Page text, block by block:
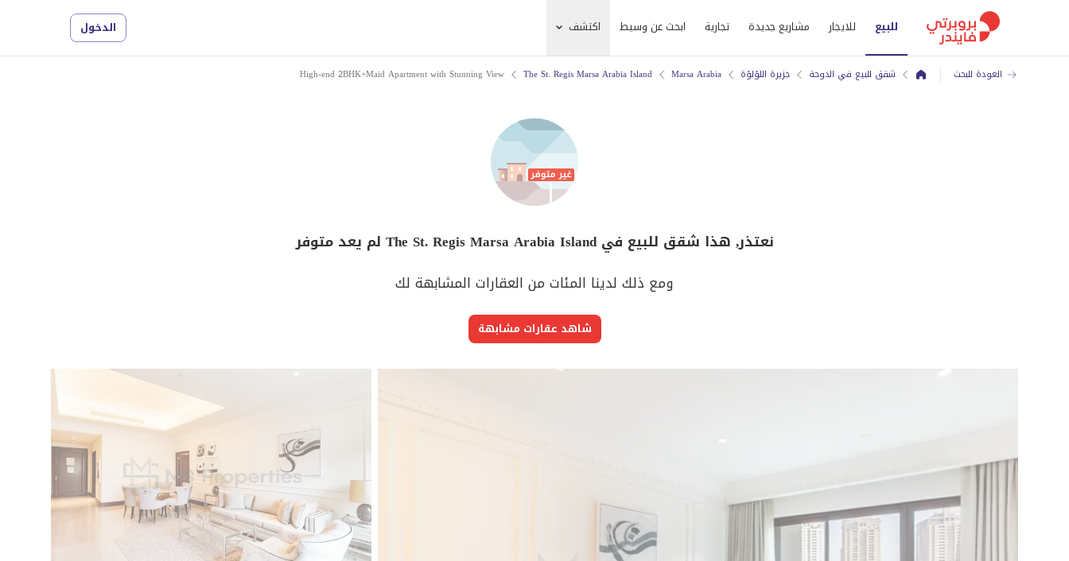
للبيع للايجار مشاريع جديدة تجارية ابحث عن وسيط اكتشف الدخول
العودة للبحث شقق للبيع في الدوحة جزيرة اللؤلؤة Marsa Arabia
The St. Regis Marsa Arabia Island
High-end 2BHK+Maid Apartment with Stunning View
نعتذر, هذا شقق للبيع في The St. Regis Marsa Arabia Island لم يعد متوفر
ومع ذلك لدينا المئات من العقارات المشابهة لك
شاهد عقارات مشابهة